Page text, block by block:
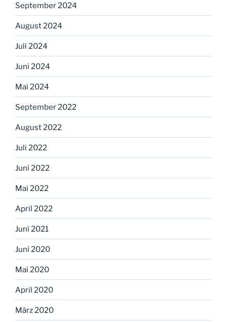
September 2024
August 2024
Juli 2024
Juni 2024
Mai 2024
September 2022
August 2022
Juli 2022
Juni 2022
Mai 2022
April 2022
Juni 2021
Juni 2020
Mai 2020
April 2020
März 2020